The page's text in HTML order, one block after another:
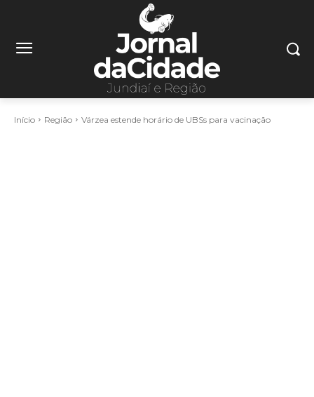
Início Região Várzea estende horário de UBSs para vacinação